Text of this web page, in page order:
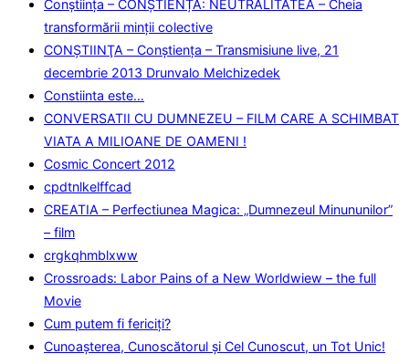
Conștiința – CONȘTIENȚA: NEUTRALITATEA – Cheia
transformării minții colective
CONŞTIINŢA – Conştienţa – Transmisiune live, 21
decembrie 2013 Drunvalo Melchizedek
Constiinta este…
CONVERSATII CU DUMNEZEU – FILM CARE A SCHIMBAT
VIATA A MILIOANE DE OAMENI !
Cosmic Concert 2012
cpdtnlkelffcad
CREATIA – Perfectiunea Magica: „Dumnezeul Minununilor”
– film
crgkqhmblxww
Crossroads: Labor Pains of a New Worldwiew – the full
Movie
Cum putem fi fericiţi?
Cunoaşterea, Cunoscătorul şi Cel Cunoscut, un Tot Unic!